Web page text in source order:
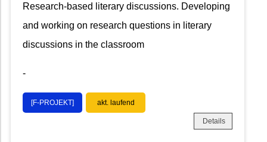
Research-based literary discussions. Developing
and working on research questions in literary
discussions in the classroom
-
[F-PROJEKT] akt. laufend
Details